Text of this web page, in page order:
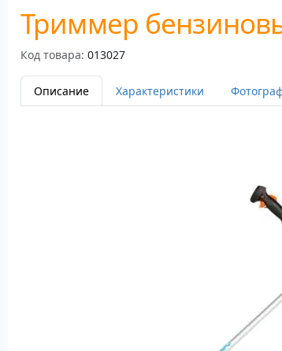
Триммер
Код товара: 013027
Описание Характеристики